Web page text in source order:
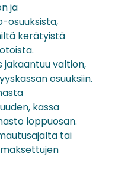
ja
osuuksista,
kerätyistä
valtion,
osuuksiin.
kassa
loppuosan.
tai